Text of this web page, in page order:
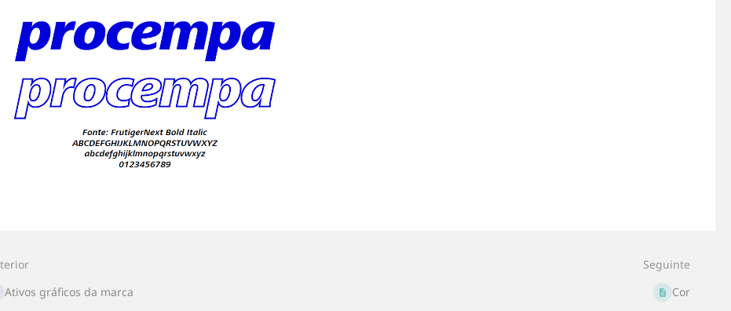
seleção
seção
Ativos gráficos da marca
Seguinte
Cor